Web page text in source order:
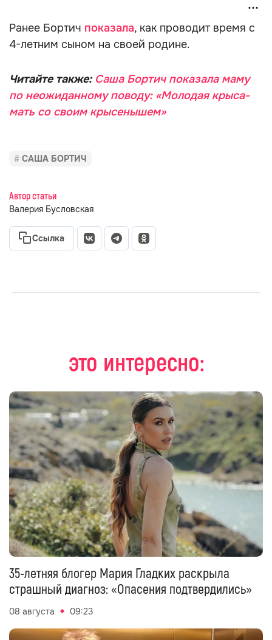
Ранее Бортич показала, как проводит время с
4-летним сыном на своей родине.
Читайте также: Саша Бортич показала маму
по неожиданному поводу: «Молодая крыса-
мать со своим крысенышем»
САША БОРТИЧ
Автор статьи
Валерия Бусловская
Ссылка
это интересно:
35-летняя блогер Мария Гладких раскрыла
страшный диагноз: «Опасения подтвердились»
08 августа 09:23